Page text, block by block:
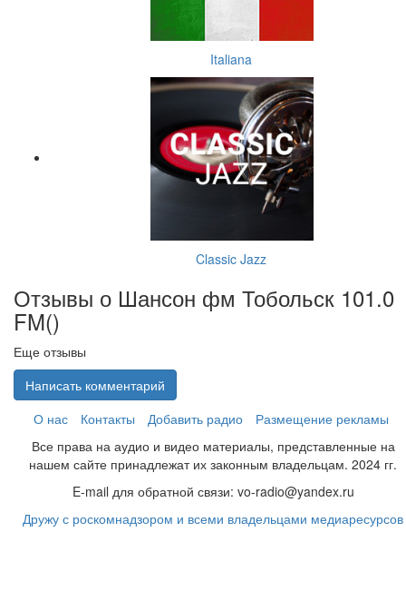
Italiana
Classic Jazz
Отзывы о Шансон фм Тобольск 101.0
FM()
Еще отзывы
Написать комментарий
О нас
Контакты Добавить радио
Размещение рекламы
Все права на аудио и видео материалы, представленные на
нашем сайте принадлежат их законным владельцам. 2024 гг.
E-mail для обратной связи: vo-radio@yandex.ru
Дружу с роскомнадзором и всеми владельцами медиаресурсов